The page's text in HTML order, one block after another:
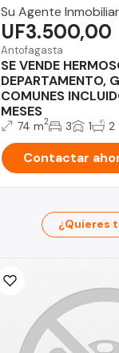
Su Agente
Antofagasta
SE VENDE
DEPARTAMENTO,
COMUNES
MESES
UF3.500,00
74 m2 3 1 2
Contactar
¿Quieres